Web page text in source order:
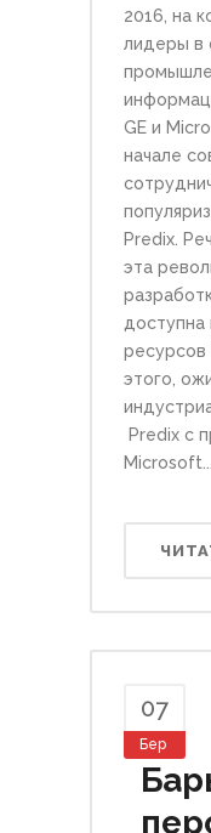
2016, на
лидеры в
GE и
начале
Predix.
эта
доступна
этого,
Predix с
Microsoft...
07
Бер